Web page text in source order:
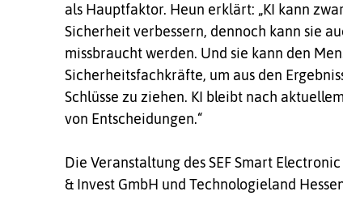
als Hauptfaktor. Heun erklärt: „KI kann
Sicherheit verbessern, dennoch kann sie
missbraucht werden. Und sie kann den
Sicherheitsfachkräfte, um aus den
Schlüsse zu ziehen. KI bleibt nach
von Entscheidungen.“
Die Veranstaltung des SEF Smart
& Invest GmbH und Technologieland